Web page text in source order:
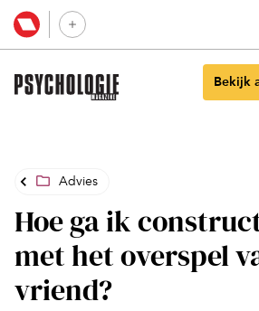
Bekijk
Advies
Hoe ga ik
met het overspel
vriend?